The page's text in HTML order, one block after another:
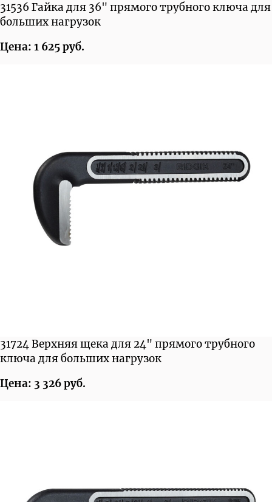
31536 Гайка для 36" прямого трубного ключа для
больших нагрузок
Цена: 1 625 руб.
31724 Верхняя щека для 24" прямого трубного
ключа для больших нагрузок
Цена: 3 326 руб.